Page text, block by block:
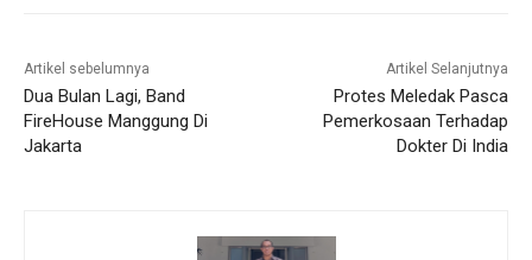
Artikel sebelumnya
Dua Bulan Lagi, Band
FireHouse Manggung Di
Jakarta
Artikel Selanjutnya
Protes Meledak Pasca
Pemerkosaan Terhadap
Dokter Di India